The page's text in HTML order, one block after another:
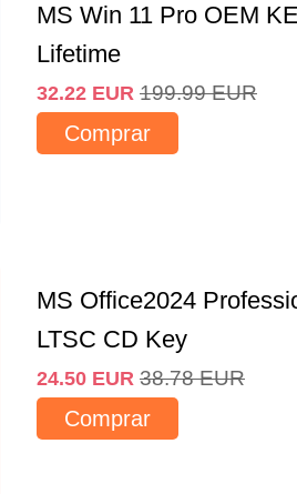
MS Win 11 Pro OEM
Lifetime
32.22 EUR 199.99 EUR
Comprar
MS Office2024
LTSC CD Key
24.50 EUR 38.78 EUR
Comprar